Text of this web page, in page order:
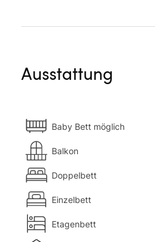
Ausstattung
Baby Bett möglich
Balkon
Doppelbett
Einzelbett
Etagenbett